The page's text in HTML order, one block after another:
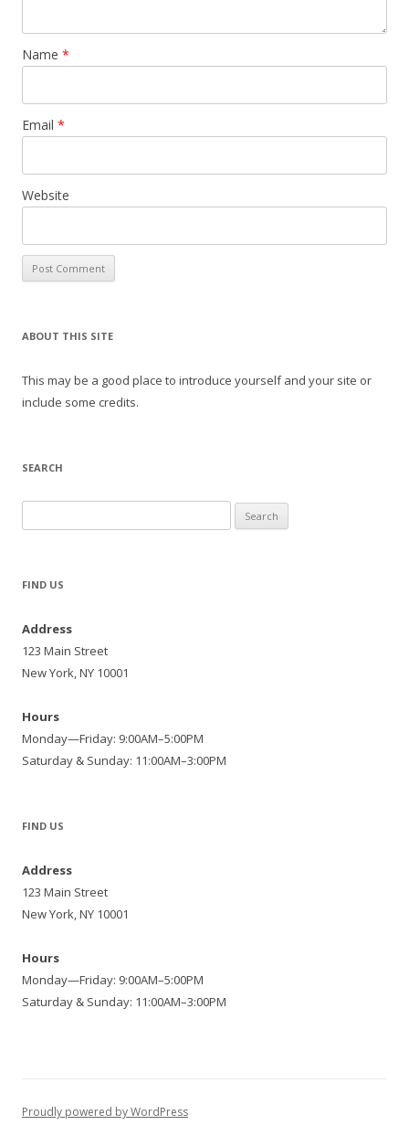
Name *
Email *
Website
ABOUT THIS SITE
This may be a good place to introduce yourself and your site or
include some credits.
SEARCH
for:
FIND US
Address
123 Main Street
New York, NY 10001
Hours
Monday—Friday: 9:00AM–5:00PM
Saturday & Sunday: 11:00AM–3:00PM
FIND US
Address
123 Main Street
New York, NY 10001
Hours
Monday—Friday: 9:00AM–5:00PM
Saturday & Sunday: 11:00AM–3:00PM
Proudly powered by WordPress